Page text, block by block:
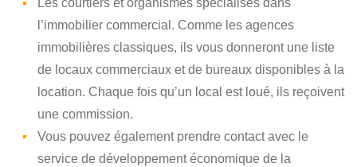
Les courtiers et organismes spécialisés dans
l’immobilier commercial. Comme les agences
immobilières classiques, ils vous donneront une liste
de locaux commerciaux et de bureaux disponibles à la
location. Chaque fois qu’un local est loué, ils reçoivent
une commission.
Vous pouvez également prendre contact avec le
service de développement économique de la